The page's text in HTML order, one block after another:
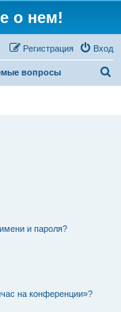
о нем!
Вход
Регистрация
вопросы
и пароля?
на конференции»?